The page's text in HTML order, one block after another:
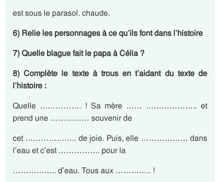
est sous le parasol. chaude.
6) Relie les personnages à ce qu’ils font dans l’histoire
7) Quelle blague fait le papa à Célia ?
8) Complète le texte à trous en t’aidant du texte de
l’histoire :
Quelle ……………. ! Sa mère …… ……………….. et
prend une …………… souvenir de
cet ……………….. de joie. Puis, elle ……………… dans
l’eau et c’est ……………. pour la
…………….. d’eau. Tous aux ………….. !